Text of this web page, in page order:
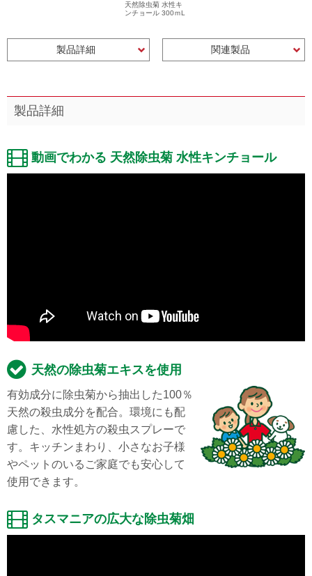
天然除虫菊 水性キ
ンチョール 300ｍL
製品詳細 関連製品
製品詳細
動画でわかる 天然除虫菊 水性キンチョール
天然の除虫菊エキスを使用
有効成分に除虫菊から抽出した100％
天然の殺虫成分を配合。環境にも配
慮した、水性処方の殺虫スプレーで
す。キッチンまわり、小さなお子様
やペットのいるご家庭でも安心して
使用できます。
タスマニアの広大な除虫菊畑